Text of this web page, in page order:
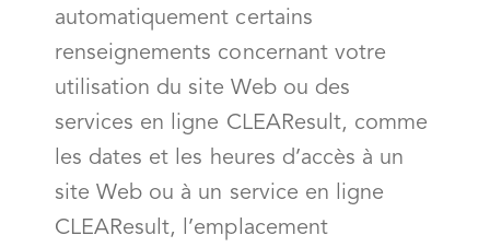
automatiquement certains
renseignements concernant votre
utilisation du site Web ou des
services en ligne CLEAResult, comme
les dates et les heures d’accès à un
site Web ou à un service en ligne
CLEAResult, l’emplacement